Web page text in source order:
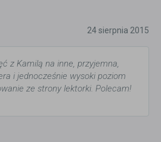
24 sierpnia 2015
z Kamilą na inne, przyjemna,
i jednocześnie wysoki poziom
ze strony lektorki. Polecam!